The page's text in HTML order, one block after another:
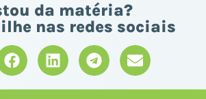
da matéria?
nas redes sociais